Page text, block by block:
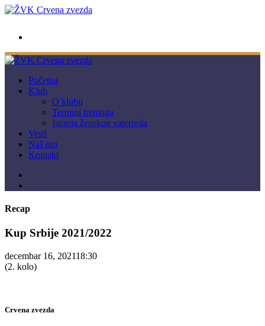
Početna
Klub
O klubu
Termini treninga
Istorija ženskog vaterpola
Vesti
Naš tim
Kontakt
Recap
Kup Srbije 2021/2022
decembar 16, 202118:30
(2. kolo)
Crvena zvezda